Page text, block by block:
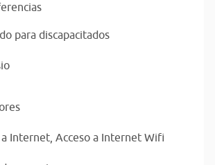
para discapacitados
Internet, Acceso a Internet Wifi